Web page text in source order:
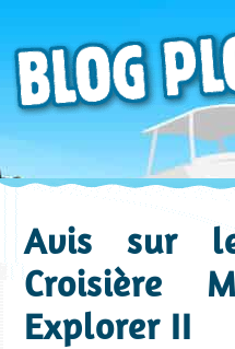
Avis sur
Croisière
Explorer II